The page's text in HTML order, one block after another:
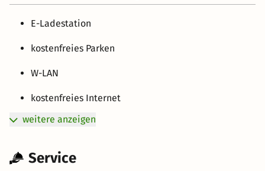
E-Ladestation
kostenfreies Parken
W-LAN
kostenfreies Internet
weitere anzeigen
Service